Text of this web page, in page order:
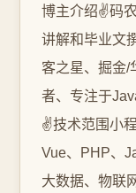
博主介绍✌️码
讲解和毕业文
客之星、掘金/
者、专注于
✌️技术范围小
Vue、PHP、
大数据、物联